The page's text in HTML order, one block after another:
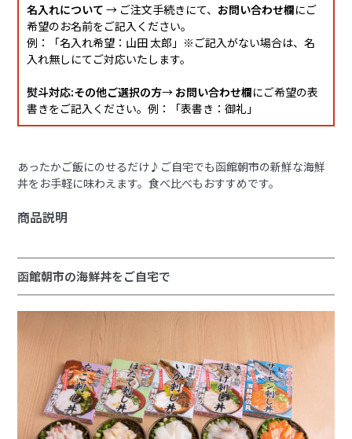
名入れについて → ご注文手続きにて、 お問い合わせ欄にご
希望のお名前をご記入ください。
例：「名入れ希望：山田 太郎」※ご記入がない場合は、名
入れ無しにてご対応いたします。
熨斗対応:その他ご選択の方→ お問い合わせ欄にご希望の表
書きをご記入ください。例：「表書き：御礼」
あったかご飯にのせるだけ♪ご自宅でも函館朝市の新鮮な海鮮
丼をお手軽に味わえます。食べ比べもおすすめです。
商品説明
函館朝市の海鮮丼をご自宅で